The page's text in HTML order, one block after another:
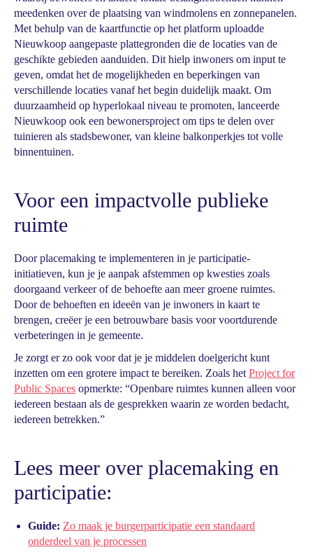
meedenken over de plaatsing van windmolens en zonnepanelen.
Met behulp van de kaartfunctie op het platform uploadde
Nieuwkoop aangepaste plattegronden die de locaties van de
geschikte gebieden aanduiden. Dit hielp inwoners om input te
geven, omdat het de mogelijkheden en beperkingen van
verschillende locaties vanaf het begin duidelijk maakt. Om
duurzaamheid op hyperlokaal niveau te promoten, lanceerde
Nieuwkoop ook een bewonersproject om tips te delen over
tuinieren als stadsbewoner, van kleine balkonperkjes tot volle
binnentuinen.
Voor een impactvolle publieke
ruimte
Door placemaking te implementeren in je participatie-
initiatieven, kun je je aanpak afstemmen op kwesties zoals
doorgaand verkeer of de behoefte aan meer groene ruimtes.
Door de behoeften en ideeën van je inwoners in kaart te
brengen, creëer je een betrouwbare basis voor voortdurende
verbeteringen in je gemeente.
Je zorgt er zo ook voor dat je je middelen doelgericht kunt
inzetten om een grotere impact te bereiken. Zoals het Project for
Public Spaces opmerkte: “Openbare ruimtes kunnen alleen voor
iedereen bestaan als de gesprekken waarin ze worden bedacht,
iedereen betrekken.”
Lees meer over placemaking en
participatie:
Guide: Zo maak je burgerparticipatie een standaard
onderdeel van je processen